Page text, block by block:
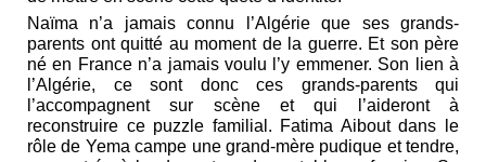
Naïma n’a jamais connu l’Algérie que ses grands-
parents ont quitté au moment de la guerre. Et son père
né en France n’a jamais voulu l’y emmener. Son lien à
l’Algérie, ce sont donc ces grands-parents qui
l’accompagnent sur scène et qui l’aideront à
reconstruire ce puzzle familial. Fatima Aibout dans le
rôle de Yema campe une grand-mère pudique et tendre,